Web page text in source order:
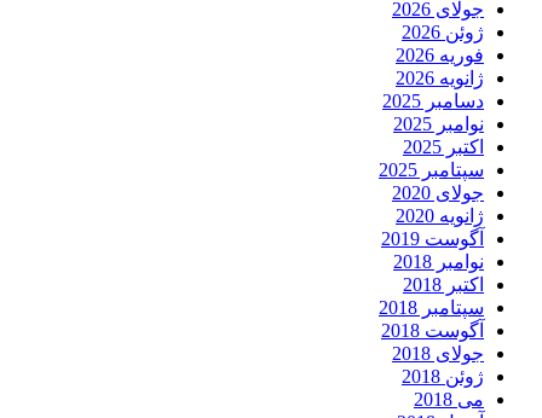
جولای 2026
ژوئن 2026
فوریه 2026
ژانویه 2026
دسامبر 2025
نوامبر 2025
اکتبر 2025
سپتامبر 2025
جولای 2020
ژانویه 2020
آگوست 2019
نوامبر 2018
اکتبر 2018
سپتامبر 2018
آگوست 2018
جولای 2018
ژوئن 2018
می 2018